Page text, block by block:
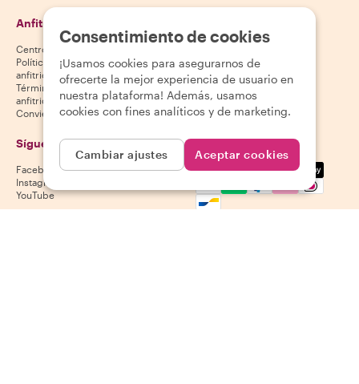
Anfitriones
Centro de ayuda para anfitriones
Política de cancelación para
anfitriones
Términos y condiciones para
anfitriones
Conviértete en anfitrión
Google Play Store
Síguenos
Facebook
Instagram
YouTube
Aceptamos
Mastercard, Visa, Amex,
Consentimiento de cookies
¡Usamos cookies para asegurarnos de
ofrecerte la mejor experiencia de usuario en
nuestra plataforma! Además, usamos
cookies con fines analíticos y de marketing.
Cambiar ajustes Aceptar cookies